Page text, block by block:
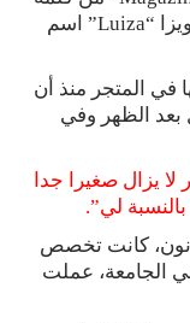
“Magasin” الفرنسية التي تعني متجر، ولويزا “Luiza” اسم
في المتجر منذ أن
تعمل بعد الظهر وفي
يزال صغيرا جدا
لي”.
كانت تخصص
الجامعة، عملت